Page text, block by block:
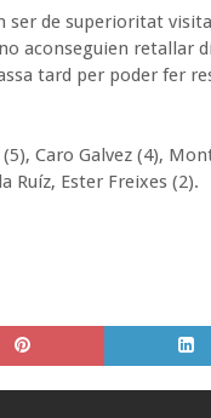
de superioritat
aconseguien retallar
tard per poder fer
Caro Galvez (4),
Ruíz, Ester Freixes (2).